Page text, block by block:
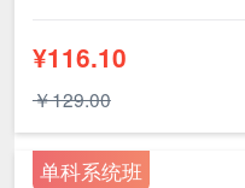
¥116.10
￥129.00
单科系统班